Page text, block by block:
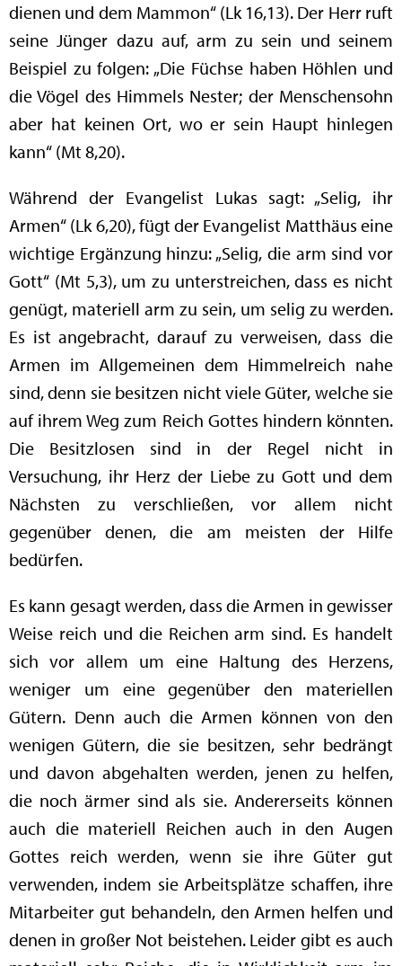
dienen und dem Mammon“ (Lk 16,13). Der Herr ruft
seine Jünger dazu auf, arm zu sein und seinem
Beispiel zu folgen: „Die Füchse haben Höhlen und
die Vögel des Himmels Nester; der Menschensohn
aber hat keinen Ort, wo er sein Haupt hinlegen
kann“ (Mt 8,20).
Während der Evangelist Lukas sagt: „Selig, ihr
Armen“ (Lk 6,20), fügt der Evangelist Matthäus eine
wichtige Ergänzung hinzu: „Selig, die arm sind vor
Gott“ (Mt 5,3), um zu unterstreichen, dass es nicht
genügt, materiell arm zu sein, um selig zu werden.
Es ist angebracht, darauf zu verweisen, dass die
Armen im Allgemeinen dem Himmelreich nahe
sind, denn sie besitzen nicht viele Güter, welche sie
auf ihrem Weg zum Reich Gottes hindern könnten.
Die Besitzlosen sind in der Regel nicht in
Versuchung, ihr Herz der Liebe zu Gott und dem
Nächsten zu verschließen, vor allem nicht
gegenüber denen, die am meisten der Hilfe
bedürfen.
Es kann gesagt werden, dass die Armen in gewisser
Weise reich und die Reichen arm sind. Es handelt
sich vor allem um eine Haltung des Herzens,
weniger um eine gegenüber den materiellen
Gütern. Denn auch die Armen können von den
wenigen Gütern, die sie besitzen, sehr bedrängt
und davon abgehalten werden, jenen zu helfen,
die noch ärmer sind als sie. Andererseits können
auch die materiell Reichen auch in den Augen
Gottes reich werden, wenn sie ihre Güter gut
verwenden, indem sie Arbeitsplätze schaffen, ihre
Mitarbeiter gut behandeln, den Armen helfen und
denen in großer Not beistehen. Leider gibt es auch